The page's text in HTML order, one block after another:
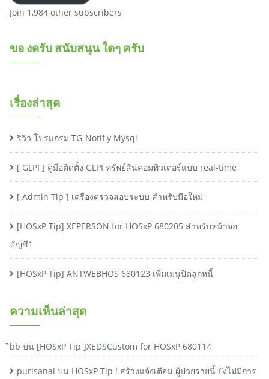
Join 1,984 other subscribers
ขอ งดรับ สนับสนุน ใดๆ ครับ
เรื่องล่าสุด
ริวิว โปรแกรม TG-Notifly Mysql
[ GLPI ] คู่มือติดตั้ง GLPI ทรัพย์สินคอมพิวเตอร์แบบ real-time
[ Admin Tip ] เครื่องตรวจสอบระบบ สำหรับมือใหม่
[HOSxP Tip] XEPERSON for HOSxP 680205 สำหรับหน้าจอ
บัญชี1
[HOSxP Tip] ANTWEBHOS 680123 เพิ่มเมนูปิดลูกหนี้
ความเห็นล่าสุด
ิbb บน [HOSxP Tip ]XEDSCustom for HOSxP 680114
purisanai บน HOSxP Tip ! สร้างแจ้งเตือน ผู้ป่วยรายนี้ ยังไม่มีการ